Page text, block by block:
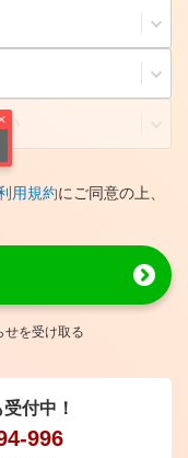
用規約にご同意の上、
せを受け取る
付中！
996